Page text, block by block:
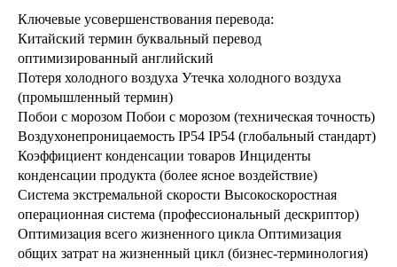
Ключевые усовершенствования перевода:
Китайский термин буквальный перевод
оптимизированный английский
Потеря холодного воздуха Утечка холодного воздуха
(промышленный термин)
Побои с морозом Побои с морозом (техническая точность)
Воздухонепроницаемость IP54 IP54 (глобальный стандарт)
Коэффициент конденсации товаров Инциденты
конденсации продукта (более ясное воздействие)
Система экстремальной скорости Высокоскоростная
операционная система (профессиональный дескриптор)
Оптимизация всего жизненного цикла Оптимизация
общих затрат на жизненный цикл (бизнес-терминология)